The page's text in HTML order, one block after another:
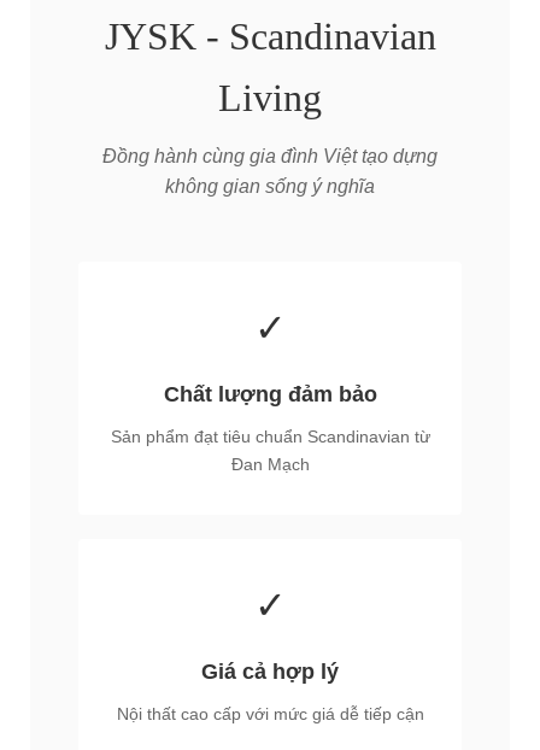
JYSK - Scandinavian
Living
Đồng hành cùng gia đình Việt tạo dựng
không gian sống ý nghĩa
✓
Chất lượng đảm bảo
Sản phẩm đạt tiêu chuẩn Scandinavian từ
Đan Mạch
✓
Giá cả hợp lý
Nội thất cao cấp với mức giá dễ tiếp cận